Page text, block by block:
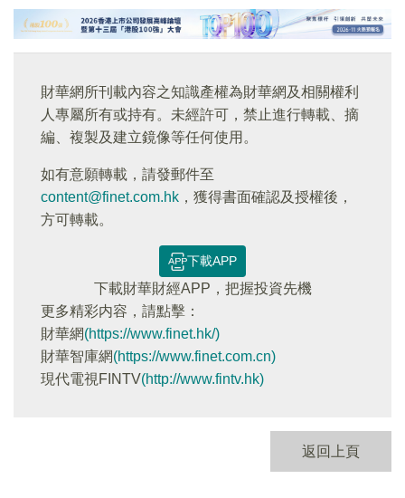
財華網所刊載內容之知識產權為財華網及相關權利
人專屬所有或持有。未經許可，禁止進行轉載、摘
編、複製及建立鏡像等任何使用。
如有意願轉載，請發郵件至
content@finet.com.hk ，獲得書面確認及授權後，
方可轉載。
下載APP
下載財華財經APP，把握投資先機
更多精彩内容，請點擊：
財華網(https://www.finet.hk/)
財華智庫網(https://www.finet.com.cn)
現代電視FINTV(http://www.fintv.hk)
返回上頁